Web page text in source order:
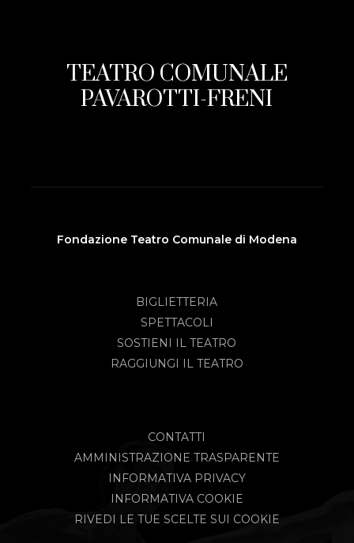
TEATRO COMUNALE
PAVAROTTI-FRENI
Fondazione Teatro Comunale di Modena
BIGLIETTERIA
SPETTACOLI
SOSTIENI IL TEATRO
RAGGIUNGI IL TEATRO
CONTATTI
AMMINISTRAZIONE TRASPARENTE
INFORMATIVA PRIVACY
INFORMATIVA COOKIE
RIVEDI LE TUE SCELTE SUI COOKIE